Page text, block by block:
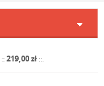
::219,00 zł ::.